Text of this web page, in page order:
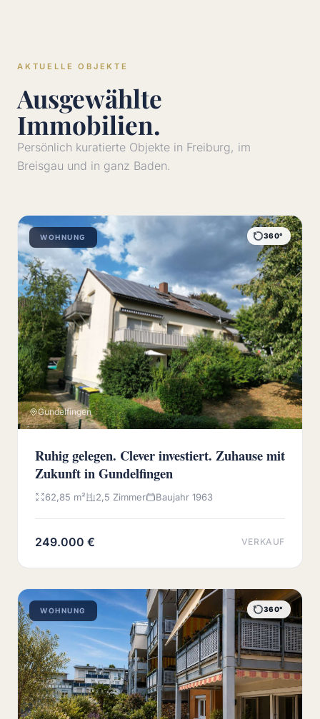
AKTUELLE OBJEKTE
Ausgewählte
Immobilien.
Persönlich kuratierte Objekte in Freiburg, im
Breisgau und in ganz Baden.
WOHNUNG 360°
Gundelfingen
Ruhig gelegen. Clever investiert. Zuhause mit
Zukunft in Gundelfingen
62,85 m² 2,5 Zimmer Baujahr 1963
249.000 € VERKAUF
WOHNUNG 360°